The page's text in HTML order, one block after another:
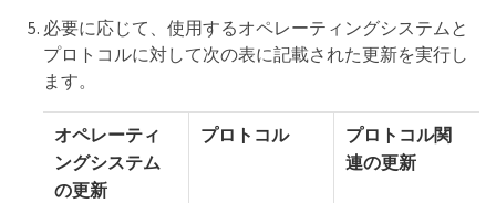
必要に応じて、使用するオペレーティングシステムと
プロトコルに対して次の表に記載された更新を実行し
ます。
オペレーティ
ングシステム
の更新
プロトコル
プロトコル関
連の更新